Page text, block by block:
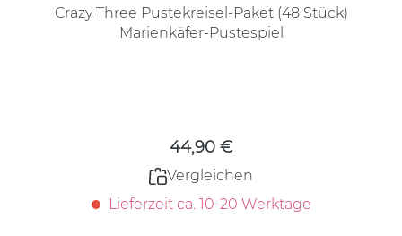
Crazy Three Pustekreisel-Paket (48 Stück)
Marienkäfer-Pustespiel
44,90 €
Vergleichen
Lieferzeit ca. 10-20 Werktage